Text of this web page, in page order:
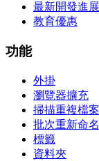
最新開發進展
教育優惠
功能
外掛
瀏覽器擴充
掃描重複檔案
批次重新命名
標籤
資料夾